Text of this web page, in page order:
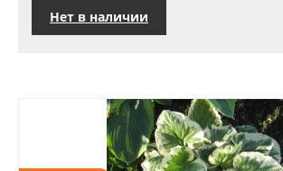
Нет в наличии